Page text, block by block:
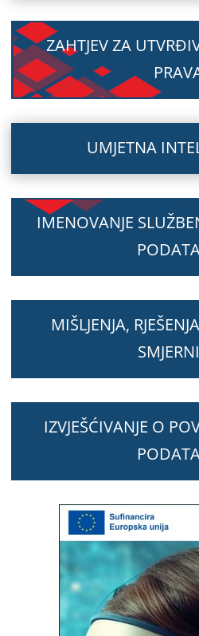
ZAHTJEV ZA
UMJETNA
IMENOVANJE
MIŠLJENJA,
IZVJEŠĆIVANJE O